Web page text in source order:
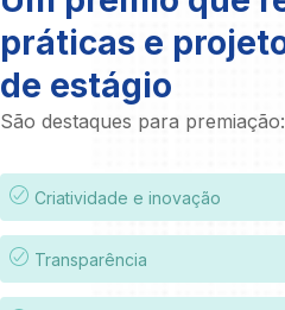
práticas e
de estágio
São destaques para premiação:
Criatividade e inovação
Transparência